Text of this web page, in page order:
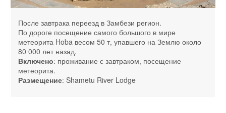
После завтрака переезд в Замбези регион.
По дороге посещение самого большого в мире
метеорита Hoba весом 50 т, упавшего на Землю около
80 000 лет назад.
Включено: проживание с завтраком, посещение
метеорита.
Размещение: Shametu River Lodge